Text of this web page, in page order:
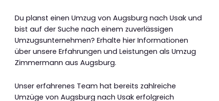
Du planst einen Umzug von Augsburg nach Usak und
bist auf der Suche nach einem zuverlässigen
Umzugsunternehmen? Erhalte hier Informationen
über unsere Erfahrungen und Leistungen als Umzug
Zimmermann aus Augsburg.
Unser erfahrenes Team hat bereits zahlreiche
Umzüge von Augsburg nach Usak erfolgreich